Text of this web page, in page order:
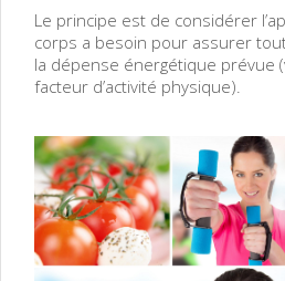
Le principe est de considérer
corps a besoin pour assurer
la dépense énergétique prévue
facteur d’activité physique).